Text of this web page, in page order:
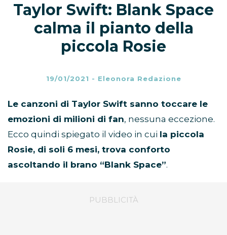
Taylor Swift: Blank Space
calma il pianto della
piccola Rosie
19/01/2021 - Eleonora Redazione
Le canzoni di Taylor Swift sanno toccare le
emozioni di milioni di fan, nessuna eccezione.
Ecco quindi spiegato il video in cui la piccola
Rosie, di soli 6 mesi, trova conforto
ascoltando il brano “Blank Space”.